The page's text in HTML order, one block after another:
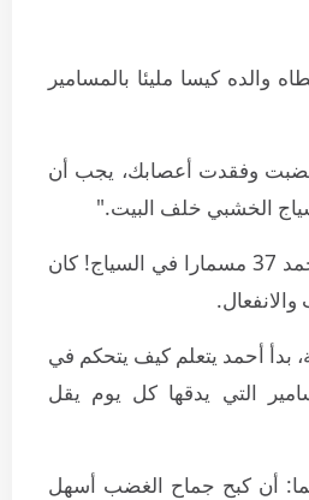
والده كيسا مليئا بالمسامير
وفقدت أعصابك، يجب أن
الخشبي خلف البيت."
في اليوم الأول، دق أحمد 37 مسمارا في السياج! كان
والانفعال.
بدأ أحمد يتعلم كيف يتحكم في
التي يدقها كل يوم يقل
أن كبح جماح الغضب أسهل